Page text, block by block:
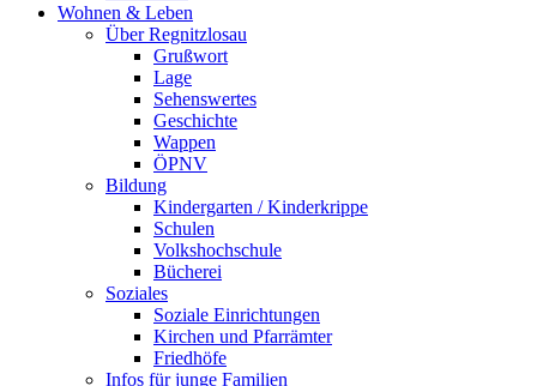
Wohnen & Leben
Über Regnitzlosau
Grußwort
Lage
Sehenswertes
Geschichte
Wappen
ÖPNV
Bildung
Kindergarten / Kinderkrippe
Schulen
Volkshochschule
Bücherei
Soziales
Soziale Einrichtungen
Kirchen und Pfarrämter
Friedhöfe
Infos für junge Familien